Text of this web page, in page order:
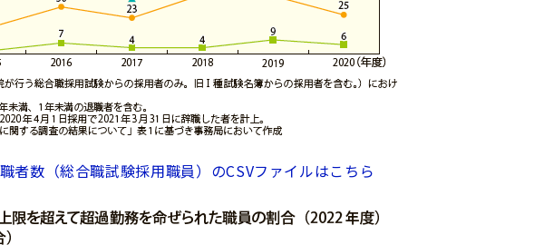
者数（総合職試験採用職員）のCSVファイルはこちら